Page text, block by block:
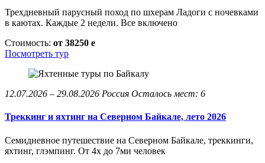
Трехдневный парусный поход по шхерам Ладоги с ночевками
в каютах. Каждые 2 недели. Все включено
Стоимость: от 38250 e
Посмотреть тур
12.07.2026 – 29.08.2026 Россия Осталось мест: 6
Треккинг и яхтинг на Северном Байкале, лето 2026
Семидневное путешествие на Северном Байкале, треккинги,
яхтинг, глэмпинг. От 4х до 7ми человек